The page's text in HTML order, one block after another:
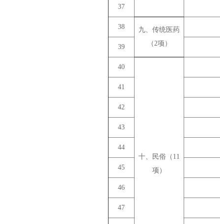
37
38
九、传统医药
（2项）
39
40
十、民俗（11
项）
41
42
43
44
45
46
47